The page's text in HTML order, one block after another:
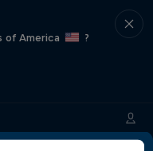
of America
?